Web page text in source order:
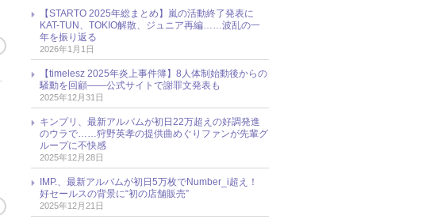
【STARTO 2025年総まとめ】嵐の活動終了発表に
KAT-TUN、TOKIO解散、ジュニア再編……波乱の一
年を振り返る
2026年1月1日
【timelesz 2025年炎上事件簿】8人体制始動後からの
騒動を回顧――公式サイトで謝罪文発表も
2025年12月31日
キンプリ、最新アルバムが初日22万超えの好調発進
のウラで……狩野英孝の提供曲めぐりファンが先輩グ
ループに不快感
2025年12月28日
IMP.、最新アルバムが初日5万枚でNumber_i超え！
好セールスの背景に“初の店舗販売”
2025年12月21日